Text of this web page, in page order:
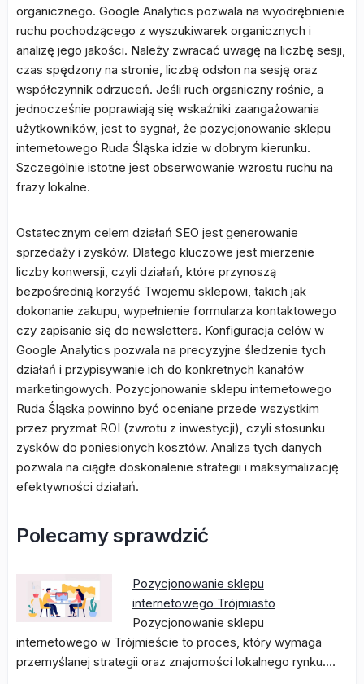
organicznego. Google Analytics pozwala na wyodrębnienie
ruchu pochodzącego z wyszukiwarek organicznych i
analizę jego jakości. Należy zwracać uwagę na liczbę sesji,
czas spędzony na stronie, liczbę odsłon na sesję oraz
współczynnik odrzuceń. Jeśli ruch organiczny rośnie, a
jednocześnie poprawiają się wskaźniki zaangażowania
użytkowników, jest to sygnał, że pozycjonowanie sklepu
internetowego Ruda Śląska idzie w dobrym kierunku.
Szczególnie istotne jest obserwowanie wzrostu ruchu na
frazy lokalne.
Ostatecznym celem działań SEO jest generowanie
sprzedaży i zysków. Dlatego kluczowe jest mierzenie
liczby konwersji, czyli działań, które przynoszą
bezpośrednią korzyść Twojemu sklepowi, takich jak
dokonanie zakupu, wypełnienie formularza kontaktowego
czy zapisanie się do newslettera. Konfiguracja celów w
Google Analytics pozwala na precyzyjne śledzenie tych
działań i przypisywanie ich do konkretnych kanałów
marketingowych. Pozycjonowanie sklepu internetowego
Ruda Śląska powinno być oceniane przede wszystkim
przez pryzmat ROI (zwrotu z inwestycji), czyli stosunku
zysków do poniesionych kosztów. Analiza tych danych
pozwala na ciągłe doskonalenie strategii i maksymalizację
efektywności działań.
Polecamy sprawdzić
Pozycjonowanie sklepu
internetowego Trójmiasto
Pozycjonowanie sklepu
internetowego w Trójmieście to proces, który wymaga
przemyślanej strategii oraz znajomości lokalnego rynku.…